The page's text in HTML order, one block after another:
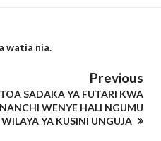
watia nia.
Previous
SADAKA YA FUTARI KWA
WENYE HALI NGUMU
WILAYA YA KUSINI UNGUJA